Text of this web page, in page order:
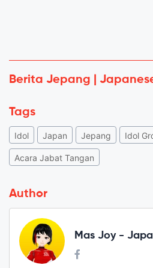
Berita Jepang |
Tags
Idol Japan Jepang Idol
Acara Jabat Tangan
Author
Mas Joy -